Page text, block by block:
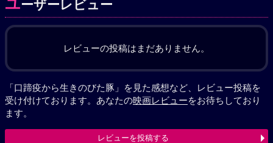
ユーザーレビュー
レビューの投稿はまだありません。
「口蹄疫から生きのびた豚」を見た感想など、レビュー投稿を
受け付けております。あなたの映画レビューをお待ちしており
ます。
レビューを投稿する